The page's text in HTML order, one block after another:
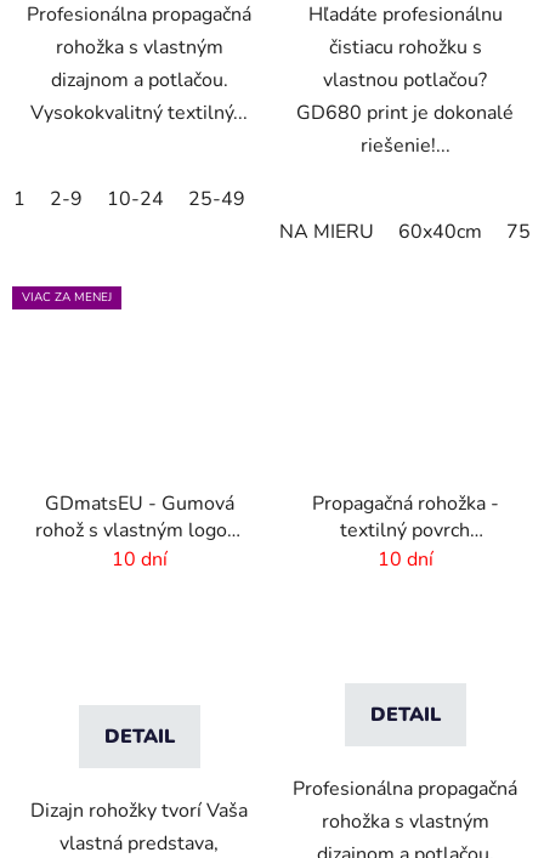
Profesionálna propagačná
rohožka s vlastným
dizajnom a potlačou.
Vysokokvalitný textilný...
1 2-9 10-24 25-49
Hľadáte profesionálnu
čistiacu rohožku s
vlastnou potlačou?
GD680 print je dokonalé
riešenie!...
NA MIERU 60x40cm
VIAC ZA MENEJ
GDmatsEU - Gumová
rohož s vlastným logom
- interiér-exteriér
10 dní
DETAIL
Dizajn rohožky tvorí Vaša
vlastná predstava,
Propagačná rohožka -
textilný povrch
-60x40cm
10 dní
DETAIL
Profesionálna propagačná
rohožka s vlastným